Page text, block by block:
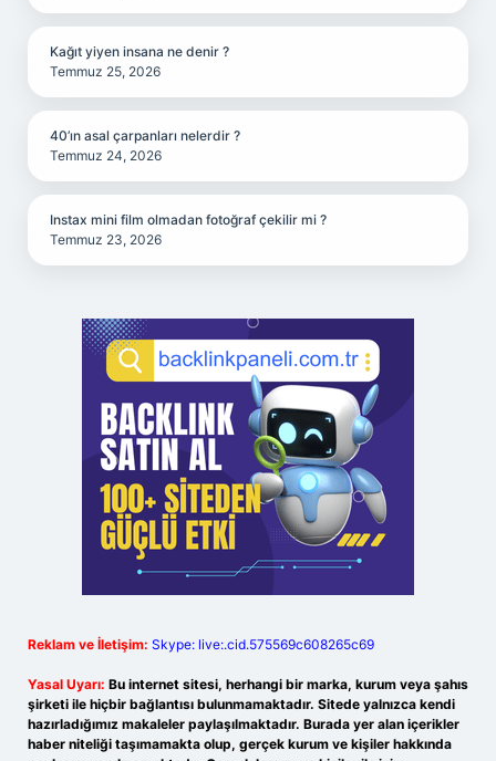
Kağıt yiyen insana ne denir ?
Temmuz 25, 2026
40’ın asal çarpanları nelerdir ?
Temmuz 24, 2026
Instax mini film olmadan fotoğraf çekilir mi ?
Temmuz 23, 2026
Reklam ve İletişim: Skype: live:.cid.575569c608265c69
Yasal Uyarı: Bu internet sitesi, herhangi bir marka, kurum veya şahıs
şirketi ile hiçbir bağlantısı bulunmamaktadır. Sitede yalnızca kendi
hazırladığımız makaleler paylaşılmaktadır. Burada yer alan içerikler
haber niteliği taşımamakta olup, gerçek kurum ve kişiler hakkında